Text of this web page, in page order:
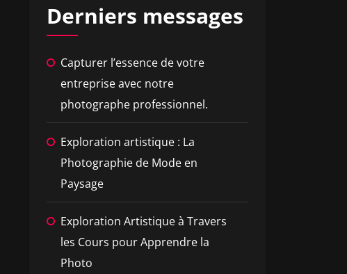
Derniers messages
Capturer l’essence de votre
entreprise avec notre
photographe professionnel.
Exploration artistique : La
Photographie de Mode en
Paysage
Exploration Artistique à Travers
les Cours pour Apprendre la
Photo